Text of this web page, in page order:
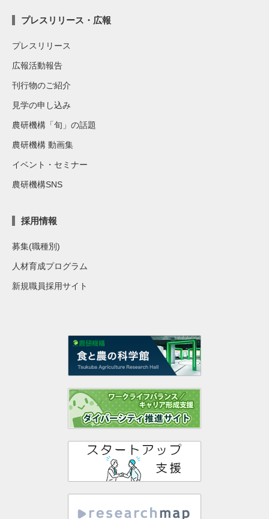
プレスリリース・広報
プレスリリース
広報活動報告
刊行物のご紹介
見学の申し込み
農研機構「旬」の話題
農研機構 動画集
イベント・セミナー
農研機構SNS
採用情報
募集(職種別)
人材育成プログラム
新規職員採用サイト